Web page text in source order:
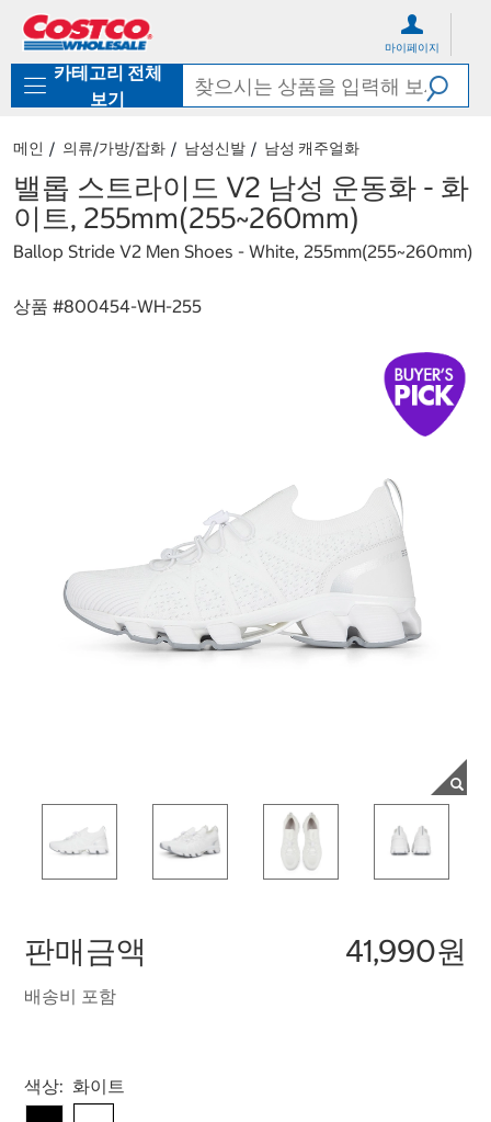
로
기
가
마이페이지
카테고리 전체
보기
메인 의류/가방/잡화 남성신발 남성 캐주얼화
밸롭 스트라이드 V2 남성 운동화 - 화
이트, 255mm(255~260mm)
Ballop Stride V2 Men Shoes - White, 255mm(255~260mm)
상품 #800454-WH-255
판매금액 41,990원
배송비 포함
Select product
색상: 화이트